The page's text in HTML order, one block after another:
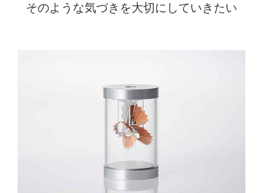
そのような気づきを大切にしていきたい